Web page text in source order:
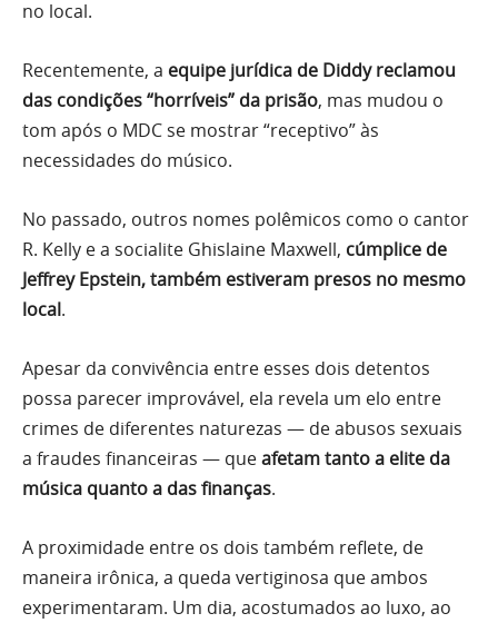
no local.
Recentemente, a equipe jurídica de Diddy reclamou
das condições “horríveis” da prisão, mas mudou o
tom após o MDC se mostrar “receptivo” às
necessidades do músico.
No passado, outros nomes polêmicos como o cantor
R. Kelly e a socialite Ghislaine Maxwell, cúmplice de
Jeffrey Epstein, também estiveram presos no mesmo
local.
Apesar da convivência entre esses dois detentos
possa parecer improvável, ela revela um elo entre
crimes de diferentes naturezas — de abusos sexuais
a fraudes financeiras — queafetam tanto a elite da
música quanto a das finanças.
A proximidade entre os dois também reflete, de
maneira irônica, a queda vertiginosa que ambos
experimentaram. Um dia, acostumados ao luxo, ao